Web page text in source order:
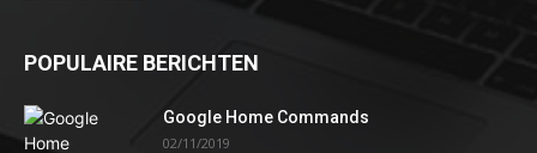
POPULAIRE BERICHTEN
Google Home Commands
02/11/2019